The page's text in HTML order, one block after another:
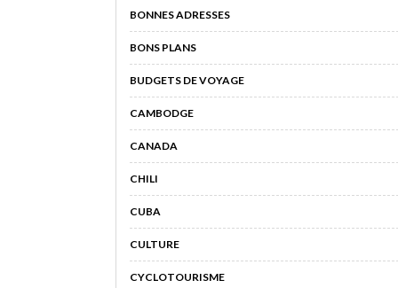
BONNES ADRESSES
BONS PLANS
BUDGETS DE VOYAGE
CAMBODGE
CANADA
CHILI
CUBA
CULTURE
CYCLOTOURISME